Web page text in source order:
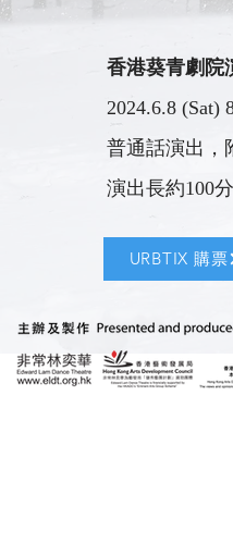
香港葵青劇院
2024.6.8 (Sat)
普通話演出，
演出長約100
URBTIX 購票